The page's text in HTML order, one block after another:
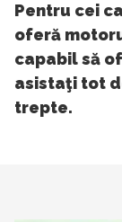
Pentru cei
oferă
capabil să
asistaţi tot
trepte.